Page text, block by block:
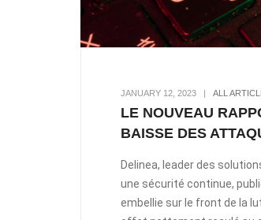
JANUARY 12, 2023 ALL
LE NOUVEAU
BAISSE DES
Delinea, leader des
une sécurité continue,
embellie sur le front de la